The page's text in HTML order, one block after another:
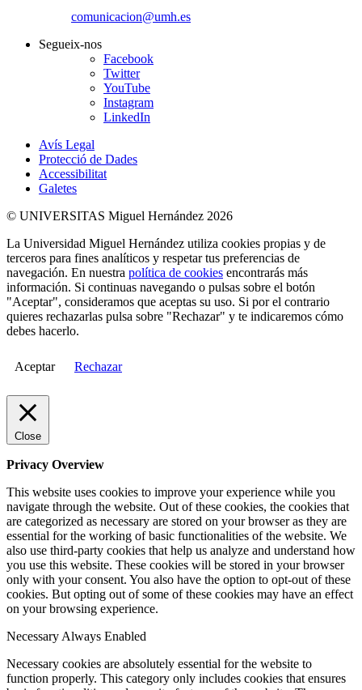
comunicacion@umh.es
Segueix-nos
Facebook
Twitter
YouTube
Instagram
LinkedIn
Avís Legal
Protecció de Dades
Accessibilitat
Galetes
© UNIVERSITAS Miguel Hernández 2026
La Universidad Miguel Hernández utiliza cookies propias y de
terceros para fines analíticos y respetar tus preferencias de
navegación. En nuestra política de cookies encontrarás más
información. Si continuas navegando o pulsas sobre el botón
"Aceptar", consideramos que aceptas su uso. Si por el contrario
quieres rechazarlas pulsa sobre "Rechazar" y te indicaremos cómo
debes hacerlo.
Aceptar Rechazar
Close
Privacy Overview
This website uses cookies to improve your experience while you
navigate through the website. Out of these cookies, the cookies that
are categorized as necessary are stored on your browser as they are
essential for the working of basic functionalities of the website. We
also use third-party cookies that help us analyze and understand how
you use this website. These cookies will be stored in your browser
only with your consent. You also have the option to opt-out of these
cookies. But opting out of some of these cookies may have an effect
on your browsing experience.
NecessaryAlways Enabled
Necessary cookies are absolutely essential for the website to
function properly. This category only includes cookies that ensures